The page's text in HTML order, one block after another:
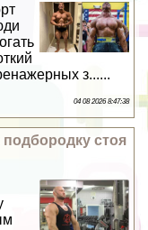
з......
04 08 2026 8:47:38
подбородку стоя